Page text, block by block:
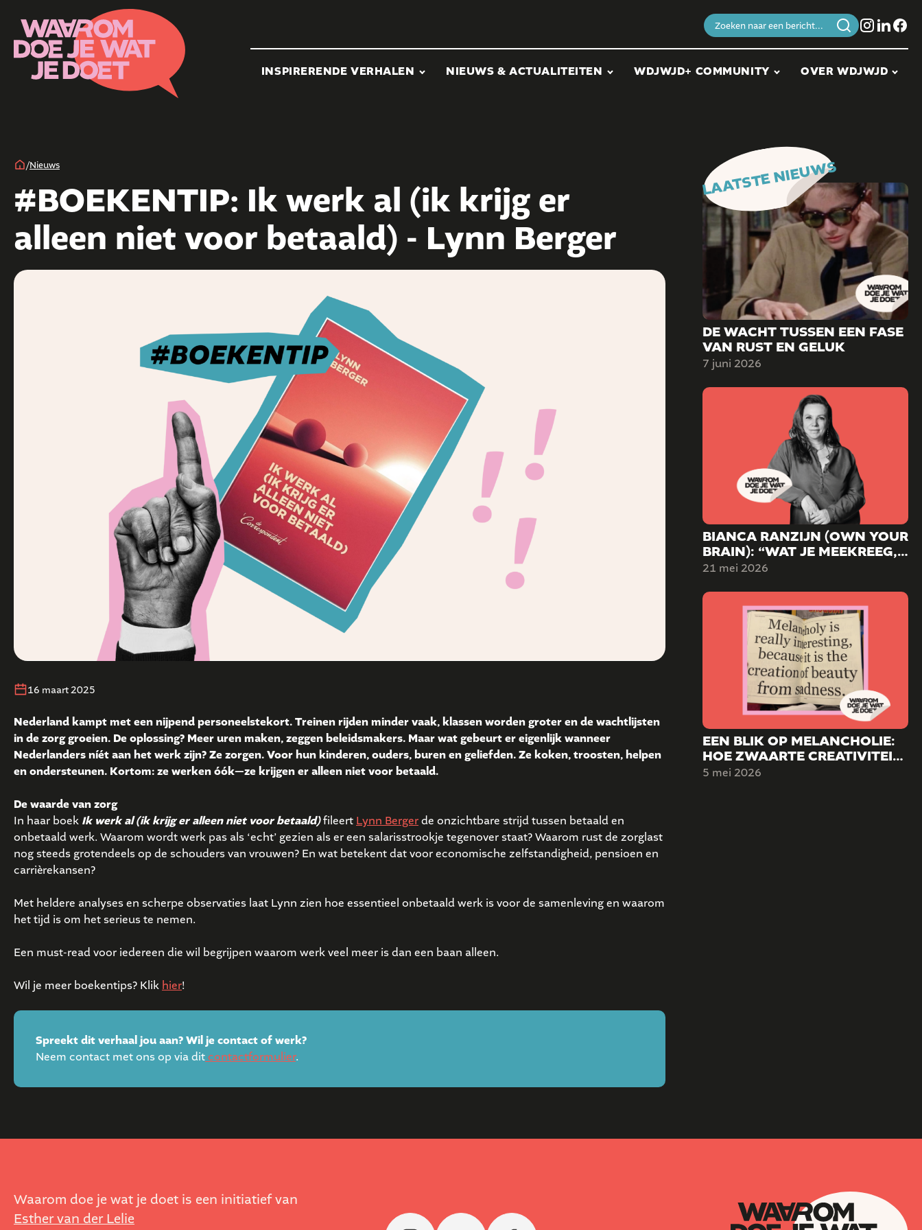
Zoeken
naar:
INSPIRERENDE VERHALEN NIEUWS & ACTUALITEITEN WDJWJD+ COMMUNITY OVER WDJWJD
/Nieuws
#BOEKENTIP: Ik werk al (ik krijg er
alleen niet voor betaald) - Lynn Berger
16 maart 2025
Nederland kampt met een nijpend personeelstekort. Treinen rijden minder vaak, klassen worden groter en de wachtlijsten
in de zorg groeien. De oplossing? Meer uren maken, zeggen beleidsmakers. Maar wat gebeurt er eigenlijk wanneer
Nederlanders níét aan het werk zijn? Ze zorgen. Voor hun kinderen, ouders, buren en geliefden. Ze koken, troosten, helpen
en ondersteunen. Kortom: ze werken óók—ze krijgen er alleen niet voor betaald.
De waarde van zorg
In haar boek Ik werk al (ik krijg er alleen niet voor betaald)fileert Lynn Bergerde onzichtbare strijd tussen betaald en
onbetaald werk. Waarom wordt werk pas als ‘echt’ gezien als er een salarisstrookje tegenover staat? Waarom rust de zorglast
nog steeds grotendeels op de schouders van vrouwen? En wat betekent dat voor economische zelfstandigheid, pensioen en
carrièrekansen?
Met heldere analyses en scherpe observaties laat Lynn zien hoe essentieel onbetaald werk is voor de samenleving en waarom
het tijd is om het serieus te nemen.
Een must-read voor iedereen die wil begrijpen waarom werk veel meer is dan een baan alleen.
Wil je meer boekentips? Klik hier!
Spreekt dit verhaal jou aan? Wil je contact of werk?
Neem contact met ons op via ditcontactformulier.
LAATSTE NIEUWS
DE WACHT TUSSEN EEN FASE
VAN RUST EN GELUK
7 juni 2026
BIANCA RANZIJN (OWN YOUR
BRAIN): “WAT JE MEEKREEG,
HOEFT NIET TE BEPALEN WIE
21 mei 2026
EEN BLIK OP MELANCHOLIE:
HOE ZWAARTE CREATIVITEIT
KAN VORMEN.
5 mei 2026
Waarom doe je wat je doet is een initiatief van
Esther van der Lelie